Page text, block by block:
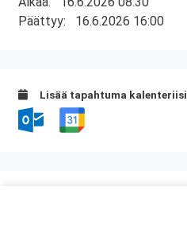
Päättyy: 16.6.2026 16:00
Lisää tapahtuma kalenteriisi